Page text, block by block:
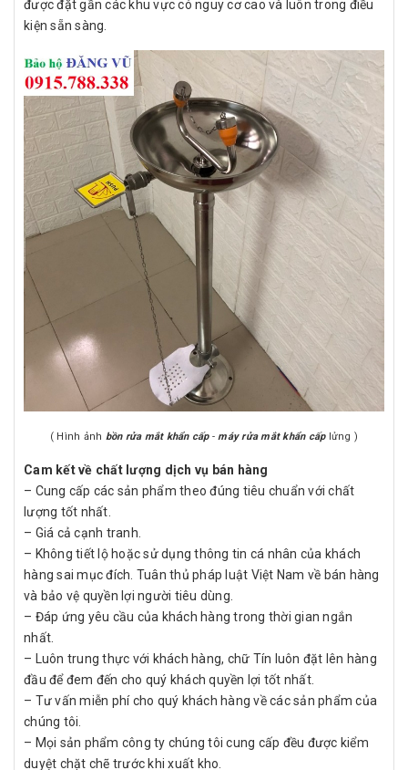
được đặt gần các khu vực có nguy cơ cao và luôn trong điều
kiện sẵn sàng.
( Hình ảnh bồn rửa mắt khẩn cấp-máy rửa mắt khẩn cấplửng )
Cam kết về chất lượng dịch vụ bán hàng
– Cung cấp các sản phẩm theo đúng tiêu chuẩn với chất
lượng tốt nhất.
– Giá cả cạnh tranh.
– Không tiết lộ hoặc sử dụng thông tin cá nhân của khách
hàng sai mục đích. Tuân thủ pháp luật Việt Nam về bán hàng
và bảo vệ quyền lợi người tiêu dùng.
– Đáp ứng yêu cầu của khách hàng trong thời gian ngắn
nhất.
– Luôn trung thực với khách hàng, chữ Tín luôn đặt lên hàng
đầu để đem đến cho quý khách quyền lợi tốt nhất.
– Tư vấn miễn phí cho quý khách hàng về các sản phẩm của
chúng tôi.
– Mọi sản phẩm công ty chúng tôi cung cấp đều được kiểm
duyệt chặt chẽ trước khi xuất kho.